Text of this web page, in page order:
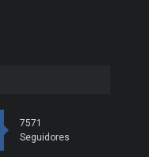
7571
Seguidores